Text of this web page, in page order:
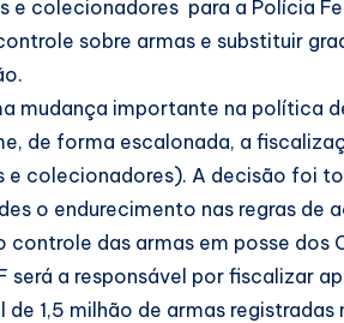
e colecionadores para a Polícia
sobre armas e substituir
mudança importante na política
de forma escalonada, a
e colecionadores). A decisão foi
o endurecimento nas regras de
controle das armas em posse dos
será a responsável por fiscalizar
1,5 milhão de armas registradas